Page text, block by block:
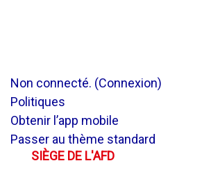
Non connecté. (Connexion)
Politiques
Obtenir l’app mobile
Passer au thème standard
SIÈGE DE L'AFD